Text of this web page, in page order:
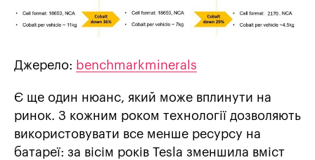
Джерело: benchmarkminerals
Є ще один нюанс, який може вплинути на
ринок. З кожним роком технології дозволяють
використовувати все менше ресурсу на
батареї: за вісім років Tesla зменшила вміст